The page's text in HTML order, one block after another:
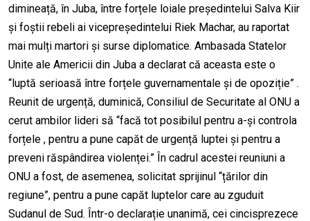
dimineață, în Juba, între forțele loiale președintelui Salva Kiir
și foștii rebeli ai vicepreședintelui Riek Machar, au raportat
mai mulți martori și surse diplomatice. Ambasada Statelor
Unite ale Americii din Juba a declarat că aceasta este o
“luptă serioasă între forțele guvernamentale și de opoziție” .
Reunit de urgență, duminică, Consiliul de Securitate al ONU a
cerut ambilor lideri să “facă tot posibilul pentru a-și controla
forțele , pentru a pune capăt de urgență luptei și pentru a
preveni răspândirea violenței.” În cadrul acestei reuniuni a
ONU a fost, de asemenea, solicitat sprijinul “țărilor din
regiune”, pentru a pune capăt luptelor care au zguduit
Sudanul de Sud. Într-o declarație unanimă, cei cincisprezece